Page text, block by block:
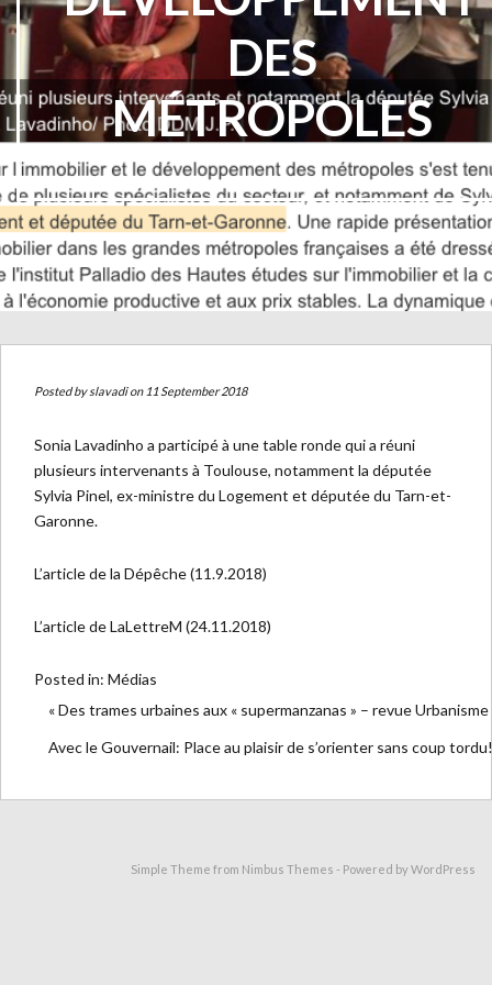
DES
MÉTROPOLES
Posted byslavadion 11 September 2018
Sonia Lavadinho a participé à une table ronde qui a réuni
plusieurs intervenants à Toulouse, notamment la députée
Sylvia Pinel, ex-ministre du Logement et députée du Tarn-et-
Garonne.
L’article de la Dépêche(11.9.2018)
L’article de LaLettreM (24.11.2018)
Posted in: Médias
« Des trames urbaines aux « supermanzanas » – revue Urbanisme
Avec le Gouvernail: Place au plaisir de s’orienter sans coup
Simple Theme from Nimbus Themes - Powered byWordPress